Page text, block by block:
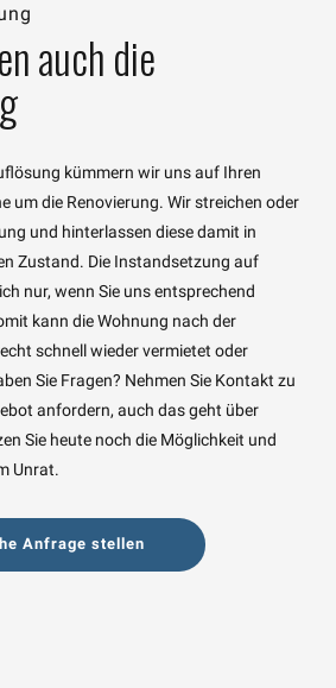
auch die
kümmern wir uns auf Ihren
um die Renovierung. Wir streichen oder
und hinterlassen diese damit in
Zustand. Die Instandsetzung auf
nur, wenn Sie uns entsprechend
kann die Wohnung nach der
schnell wieder vermietet oder
Sie Fragen? Nehmen Sie Kontakt zu
anfordern, auch das geht über
Sie heute noch die Möglichkeit und
Unrat.
Anfrage stellen